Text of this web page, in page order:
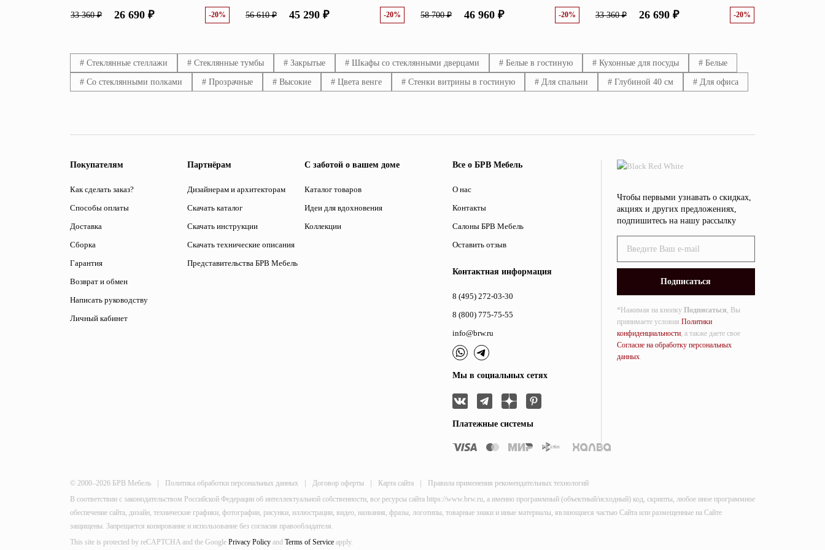
33 360 ₽ 26 690 ₽ -20% 56 610 ₽ 45 290 ₽ -20% 58 700 ₽ 46 960 ₽ -20% 33 360 ₽ 26 690 ₽ -20%
# Стеклянные стеллажи # Стеклянные тумбы # Закрытые # Шкафы со стеклянными дверцами # Белые в гостиную # Кухонные для посуды # Белые
# Со стеклянными полками # Прозрачные # Высокие # Цвета венге # Стенки витрины в гостиную # Для спальни # Глубиной 40 см # Для офиса
Покупателям
Как сделать заказ?
Способы оплаты
Доставка
Сборка
Гарантия
Возврат и обмен
Написать руководству
Личный кабинет
Партнёрам
Дизайнерам и архитекторам
Скачать каталог
Скачать инструкции
Скачать технические описания
Представительства БРВ Мебель
С заботой о вашем доме
Каталог товаров
Идеи для вдохновения
Коллекции
Все о БРВ Мебель
О нас
Контакты
Салоны БРВ Мебель
Оставить отзыв
Контактная информация
8 (495) 272-03-30
8 (800) 775-75-55
info@brw.ru
Мы в социальных сетях
Платежные системы
Чтобы первыми узнавать о скидках,
акциях и других предложениях,
подпишитесь на нашу рассылку
*Нажимая на кнопку Подписаться, Вы
принимаете условия Политики
конфиденциальности, а также даете свое
Согласие на обработку персональных
данных.
© 2000–2026 БРВ Мебель | Политика обработки персональных данных | Договор оферты | Карта сайта |
Правила применения рекомендательных технологий
В соответствии с законодательством Российской Федерации об интеллектуальной собственности, все ресурсы сайта https://www.brw.ru, а именно программный (объектный/исходный) код, скрипты, любое иное программное
обеспечение сайта, дизайн, технические графики, фотографии, рисунки, иллюстрации, видео, названия, фразы, логотипы, товарные знаки и иные материалы, являющиеся частью Сайта или размещенные на Сайте
защищены. Запрещается копирование и использование без согласия правообладателя.
This site is protected by reCAPTCHA and the Google Privacy Policy and Terms of Service apply.